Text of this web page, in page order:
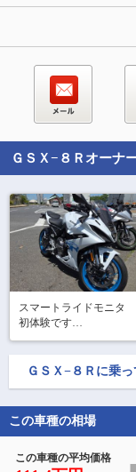
ＧＳＸ−８Ｒ オーナ
スマートライドモニタ
初体験です
正直、AndroidAutoはけ
っこう煩わしいですね
た方が楽かな
㊗️1,000km超えました
これから1ヶ月点検行っ
ＧＳＸ−８Ｒ に乗
この車種の相場
この車種の平均価格